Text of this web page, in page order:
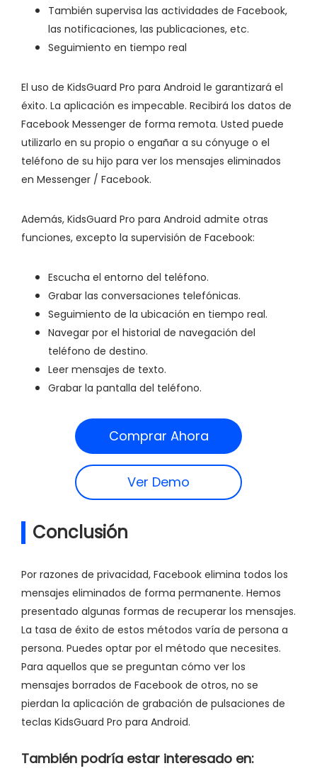
También supervisa las actividades de Facebook,
las notificaciones, las publicaciones, etc.
Seguimiento en tiempo real
El uso de KidsGuard Pro para Android le garantizará el
éxito. La aplicación es impecable. Recibirá los datos de
Facebook Messenger de forma remota. Usted puede
utilizarlo en su propio o engañar a su cónyuge o el
teléfono de su hijo para ver los mensajes eliminados
en Messenger / Facebook.
Además, KidsGuard Pro para Android admite otras
funciones, excepto la supervisión de Facebook:
Escucha el entorno del teléfono.
Grabar las conversaciones telefónicas.
Seguimiento de la ubicación en tiempo real.
Navegar por el historial de navegación del
teléfono de destino.
Leer mensajes de texto.
Grabar la pantalla del teléfono.
Comprar Ahora
Ver Demo
Conclusión
Por razones de privacidad, Facebook elimina todos los
mensajes eliminados de forma permanente. Hemos
presentado algunas formas de recuperar los mensajes.
La tasa de éxito de estos métodos varía de persona a
persona. Puedes optar por el método que necesites.
Para aquellos que se preguntan cómo ver los
mensajes borrados de Facebook de otros, no se
pierdan la aplicación de grabación de pulsaciones de
teclas KidsGuard Pro para Android.
También podría estar interesado en: